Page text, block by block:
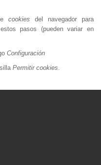
cookies del navegador para
pasos (pueden variar en
Configuración
Permitir cookies.